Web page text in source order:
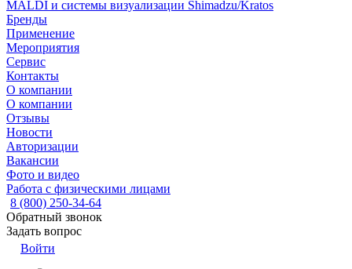
MALDI и системы визуализации Shimadzu/Kratos
Бренды
Применение
Мероприятия
Сервис
Контакты
О компании
О компании
Отзывы
Новости
Авторизации
Вакансии
Фото и видео
Работа с физическими лицами
8 (800) 250-34-64
Обратный звонок
Задать вопрос
Войти